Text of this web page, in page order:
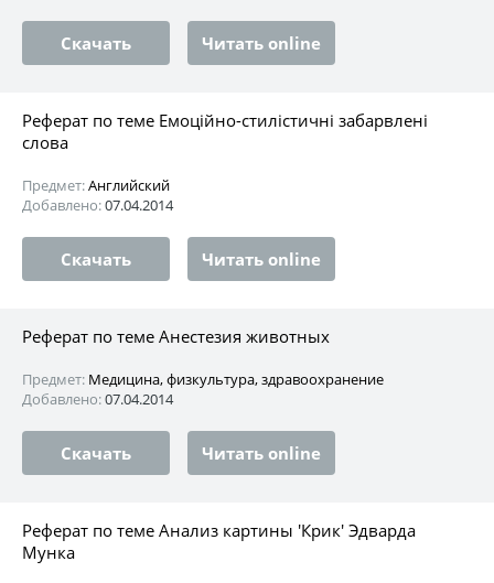
Скачать Читать online
Реферат по теме Емоційно-стилістичні забарвлені
слова
Предмет:Английский
Добавлено:07.04.2014
Скачать Читать online
Реферат по теме Анестезия животных
Предмет: Медицина, физкультура, здравоохранение
Добавлено:07.04.2014
Скачать Читать online
Реферат по теме Анализ картины 'Крик' Эдварда
Мунка